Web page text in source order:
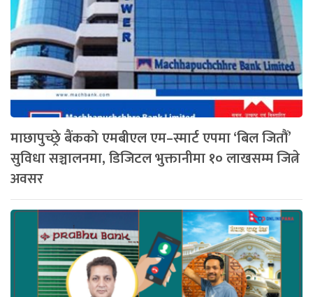
माछापुच्छ्रे बैंकको एमबीएल एम–स्मार्ट एपमा ‘बिल जितौं’
सुविधा सञ्चालनमा, डिजिटल भुक्तानीमा १० लाखसम्म जित्ने
अवसर